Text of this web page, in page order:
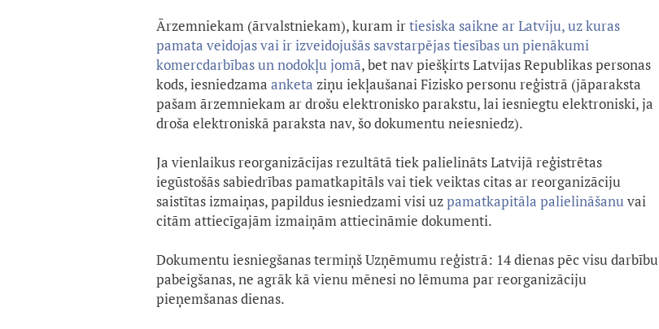
Ārzemniekam (ārvalstniekam), kuram irtiesiska saikne ar Latviju, uz kuras
pamata veidojas vai ir izveidojušās savstarpējas tiesības un pienākumi
komercdarbības un nodokļu jomā, bet nav piešķirts Latvijas Republikas personas
kods, iesniedzama anketa ziņu iekļaušanai Fizisko personu reģistrā (jāparaksta
pašam ārzemniekam ar drošu elektronisko parakstu, lai iesniegtu elektroniski, ja
droša elektroniskā paraksta nav, šo dokumentu neiesniedz).
Ja vienlaikus reorganizācijas rezultātā tiek palielināts Latvijā reģistrētas
iegūstošās sabiedrības pamatkapitāls vai tiek veiktas citas ar reorganizāciju
saistītas izmaiņas, papildus iesniedzami visi uzpamatkapitāla palielināšanu vai
citām attiecīgajām izmaiņām attiecināmie dokumenti.
Dokumentu iesniegšanas termiņš Uzņēmumu reģistrā: 14 dienas pēc visu darbību
pabeigšanas, ne agrāk kā vienu mēnesi no lēmuma par reorganizāciju
pieņemšanas dienas.